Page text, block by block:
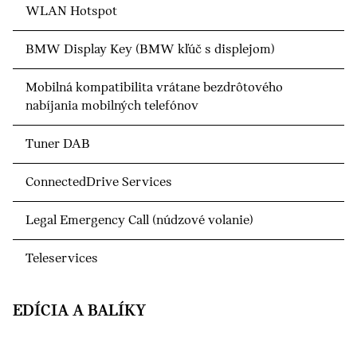
WLAN Hotspot
BMW Display Key (BMW kľúč s displejom)
Mobilná kompatibilita vrátane bezdrôtového
nabíjania mobilných telefónov
Tuner DAB
ConnectedDrive Services
Legal Emergency Call (núdzové volanie)
Teleservices
EDÍCIA A BALÍKY